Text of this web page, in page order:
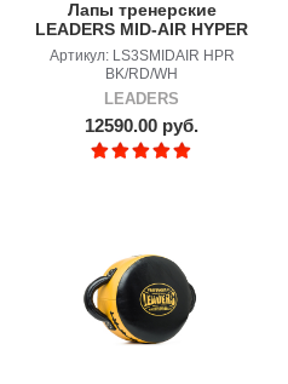
Лапы тренерские
LEADERS MID-AIR HYPER
BK/RD/WH
Артикул: LS3SMIDAIR HPR
BK/RD/WH
LEADERS
12590.00 руб.